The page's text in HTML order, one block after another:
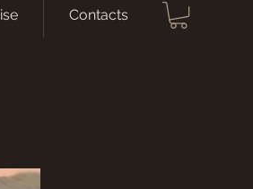
Contacts